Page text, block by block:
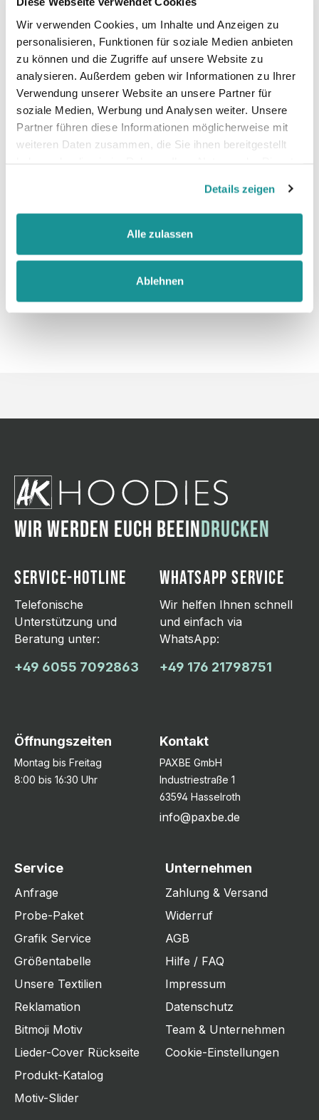
Wir verwenden Cookies, um Inhalte und Anzeigen zu
personalisieren, Funktionen für soziale Medien anbieten
zu können und die Zugriffe auf unsere Website zu
analysieren. Außerdem geben wir Informationen zu Ihrer
Verwendung unserer Website an unsere Partner für
soziale Medien, Werbung und Analysen weiter. Unsere
Partner führen diese Informationen möglicherweise mit
weiteren Daten zusammen, die Sie ihnen bereitgestellt
Details zeigen
Alle zulassen
Ablehnen
100% Baumwolle
Stoffgewicht : 460 g/m²
Zertifizierungen:
WIR WERDEN EUCH BEEINDRUCKEN
SERVICE-HOTLINE
Telefonische
Unterstützung und
Beratung unter:
+49 6055 7092863
WHATSAPP SERVICE
Wir helfen Ihnen schnell
und einfach via
WhatsApp:
+49 176 21798751
Öffnungszeiten
Montag bis Freitag
8:00 bis 16:30 Uhr
Kontakt
PAXBE GmbH
Industriestraße 1
63594 Hasselroth
info@paxbe.de
Service
Anfrage
Probe-Paket
Grafik Service
Größentabelle
Unsere Textilien
Reklamation
Bitmoji Motiv
Lieder-Cover Rückseite
Produkt-Katalog
Motiv-Slider
Unternehmen
Zahlung & Versand
Widerruf
AGB
Hilfe / FAQ
Impressum
Datenschutz
Team & Unternehmen
Cookie-Einstellungen